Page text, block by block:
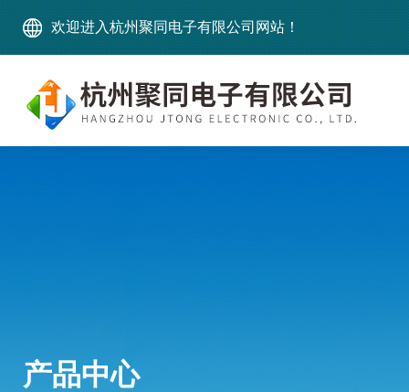
欢迎进入杭州聚同电子有限公司网站！
产品中心